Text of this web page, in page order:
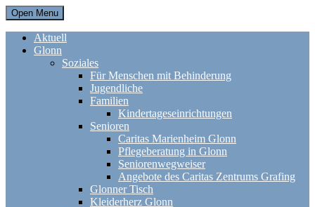
Open Menu
Aktuell
Glonn
Soziales
Für Menschen mit Behinderung
Jugendliche
Familien
Kindertageseinrichtungen
Senioren
Caritas Marienheim Glonn
Pflegeberatung in Glonn
Seniorenwegweiser
Angebote des Caritas Zentrums Grafing
Glonner Tisch
Kleiderherz Glonn